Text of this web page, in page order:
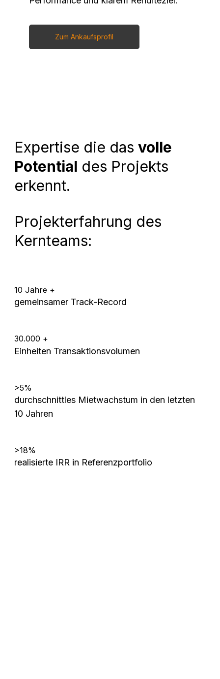
Zum Ankaufsprofil
Expertise die das volle
Potential des Projekts
erkennt.
Projekterfahrung des
Kernteams:
10 Jahre +
gemeinsamer Track-Record
30.000 +
Einheiten Transaktionsvolumen
>5%
durchschnittles Mietwachstum in den letzten
10 Jahren
>18%
realisierte IRR in Referenzportfolio